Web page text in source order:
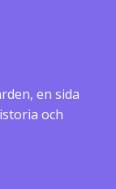
en sida
och